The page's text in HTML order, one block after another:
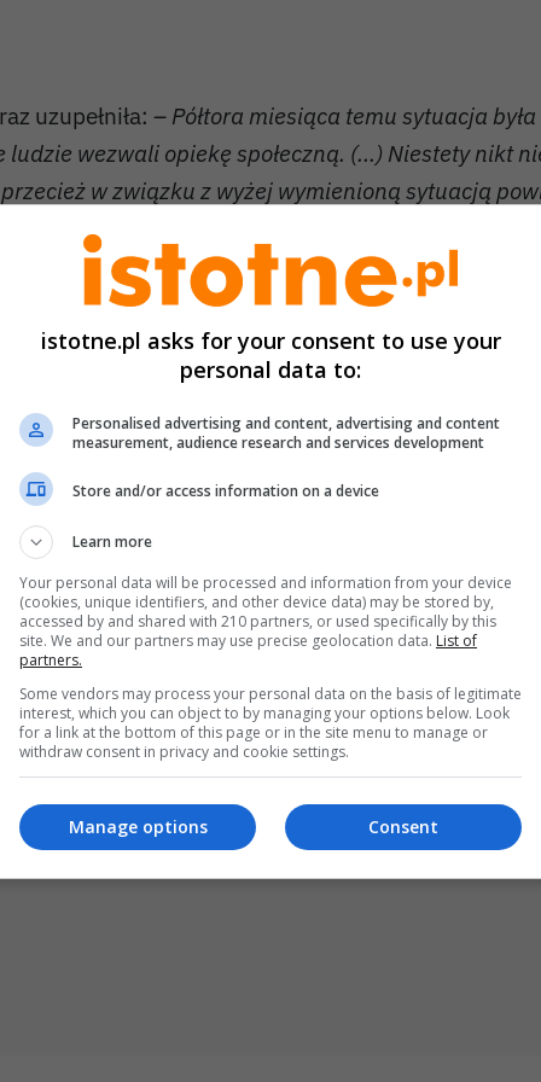
uzupełniła: – Półtora miesiąca temu sytuacja
ludzie wezwali opiekę społeczną. (...) Niestety nikt
w związku z wyżej wymienioną sytuacją
zabrać na leczenie, ponieważ było to już
zdrowia i życia.
naszej informatorki kobietą miał się
gminy Nowogrodziec, który miał
nie wzywać „pogotowia pomimo próśb osób
sprawę zapytaliśmy nowogrodziecki MGOPS, który
chronologię prowadzonych działań. Z
wynika, że pracownicy socjalni
miała miejsce wraz z policjantem z
że organizowali pomoc medyczną, doprowadzili do
pielęgniarki środowiskowej. Mało tego,
do umieszczenia mieszkanki Zebrzydowej
Leczniczym, a także zapewnili środki
istotne.pl asks for your consent to use your
personal data to:
Personalised advertising and content, advertising and content
measurement, audience research and services development
Store and/or access information on a device
Learn more
Your personal data will be processed and information from your device
(cookies, unique identifiers, and other device data) may be stored by,
accessed by and shared with 210 partners, or used specifically by this
site. We and our partners may use precise geolocation data. List of
partners.
Some vendors may process your personal data on the basis of legitimate
interest, which you can object to by managing your options below. Look
for a link at the bottom of this page or in the site menu to manage or
withdraw consent in privacy and cookie settings.
Consent
Manage options